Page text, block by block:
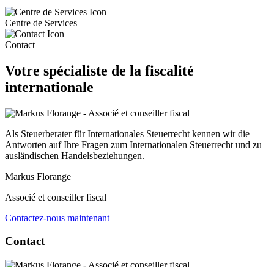
Centre de Services
Contact
Votre spécialiste de la fiscalité
internationale
Als Steuerberater für Internationales Steuerrecht kennen wir die
Antworten auf Ihre Fragen zum Internationalen Steuerrecht und zu
ausländischen Handelsbeziehungen.
Markus Florange
Associé et conseiller fiscal
Contactez-nous maintenant
Contact